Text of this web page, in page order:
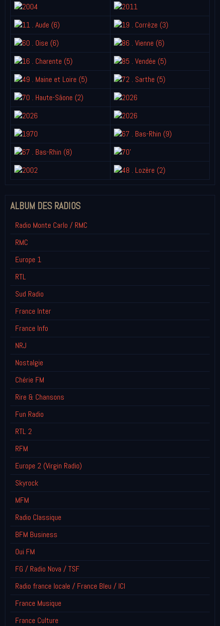
ALBUM DES RADIOS
Radio Monte Carlo / RMC
RMC
Europe 1
RTL
Sud Radio
France Inter
France Info
NRJ
Nostalgie
Chérie FM
Rire & Chansons
Fun Radio
RTL 2
RFM
Europe 2 (Virgin Radio)
Skyrock
MFM
Radio Classique
BFM Business
Oui FM
FG / Radio Nova / TSF
Radio france locale / France Bleu / ICI
France Musique
France Culture